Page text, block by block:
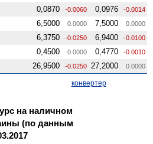
0,0870 -0.0060 0,0976 -0.0014
6,5000 0.0000 7,5000 0.0000
6,3750 -0.0250 6,9400 -0.0100
0,4500 0.0000 0,4770 -0.0010
26,9500 -0.0250 27,2000 0.0000
конвертер
на наличном
(по данным